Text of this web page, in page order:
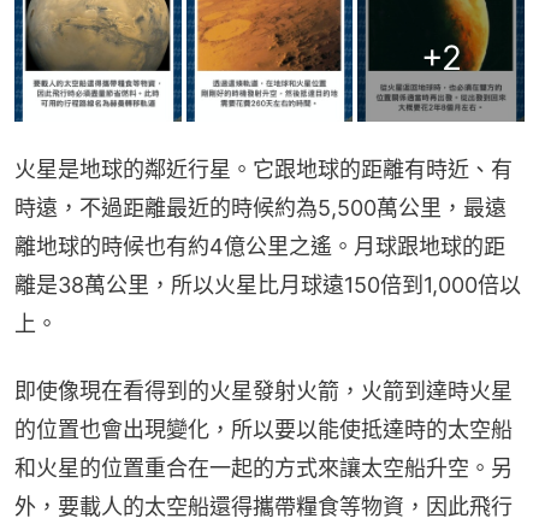
+2
火星是地球的鄰近行星。它跟地球的距離有時近、有
時遠，不過距離最近的時候約為5,500萬公里，最遠
離地球的時候也有約4億公里之遙。月球跟地球的距
離是38萬公里，所以火星比月球遠150倍到1,000倍以
上。
即使像現在看得到的火星發射火箭，火箭到達時火星
的位置也會出現變化，所以要以能使抵達時的太空船
和火星的位置重合在一起的方式來讓太空船升空。另
外，要載人的太空船還得攜帶糧食等物資，因此飛行